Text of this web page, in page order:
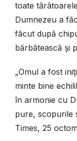
toate
Dumnezeu a
făcut după
bărbătească şi
„Omul a fost
minte bine
în armonie cu
pure, scopurile
Times, 25